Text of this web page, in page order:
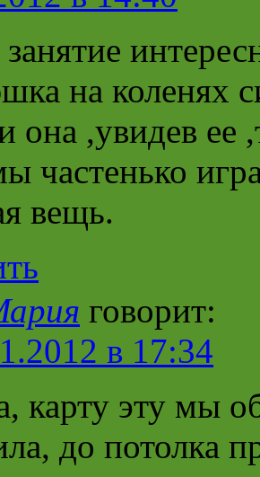
на коленях
она ,увидев ее
частенько
вещь.
говорит:
в 17:34
карту эту мы
до потолка